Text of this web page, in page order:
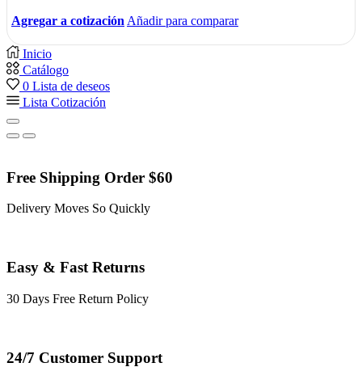
Agregar a cotización Añadir para comparar
Inicio
Catálogo
0 Lista de deseos
Lista Cotización
Free Shipping Order $60
Delivery Moves So Quickly
Easy & Fast Returns
30 Days Free Return Policy
24/7 Customer Support